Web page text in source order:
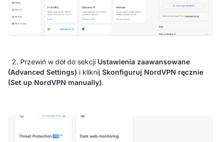
2. Przewiń w dół do sekcji Ustawienia zaawansowane
(Advanced Settings) i kliknij Skonfiguruj NordVPN ręcznie
(Set up NordVPN manually).